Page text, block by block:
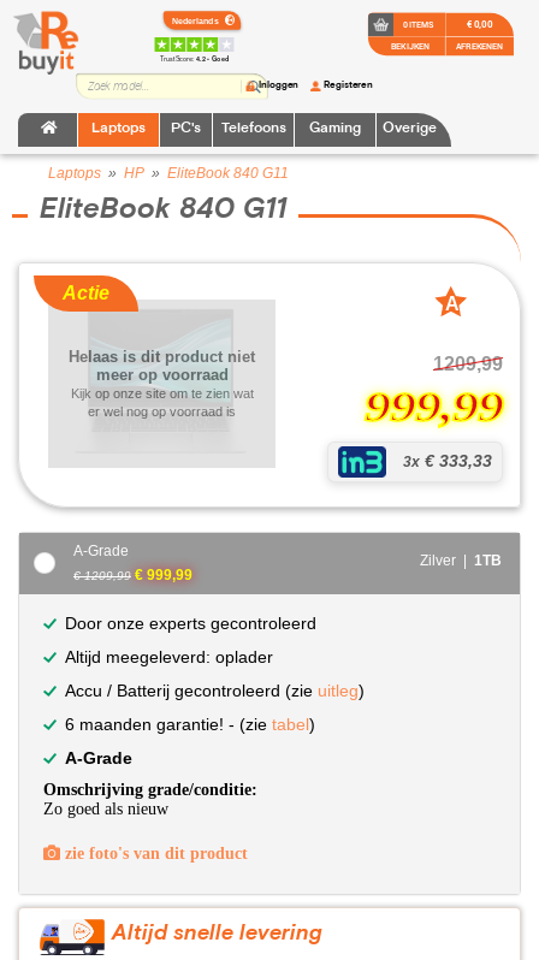
TrustScore:4.2 • Goed
Laptops PC's Telefoons Gaming Overige
Inloggen Registeren
0 ITEMS
BEKIJKEN
€ 0,00
AFREKENEN
Laptops » HP » EliteBook 840 G11
EliteBook 840 G11
Actie
1209,99
999,99
3x € 333,33
Helaas is dit product niet
meer op voorraad
Kijk op onze site om te zien wat
er wel nog op voorraad is
A
A-Grade
€ 1209,99 € 999,99
Zilver | 1TB
Door onze experts gecontroleerd
Altijd meegeleverd: oplader
Accu / Batterij gecontroleerd (zie uitleg)
6 maanden garantie! - (zie tabel)
A-Grade
Omschrijving grade/conditie:
Zo goed als nieuw
zie foto's van dit product
Altijd snelle levering